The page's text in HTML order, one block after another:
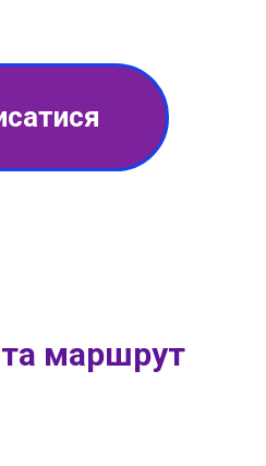
та маршрут